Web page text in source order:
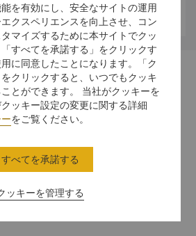
Fiji Islands
クアウト
お楽しみください。
以下のとおりです。
を有効にし、安全なサイトの運用
クスペリエンスを向上させ、コン
マイズするために本サイトでクッ
すべてを承諾する」をクリックす
に同意したことになります。「ク
クリックすると、いつでもクッキ
とができます。 当社がクッキーを
ッキー設定の変更に関する詳細
をご覧ください。
ッキーを管理する
すべてを承諾する